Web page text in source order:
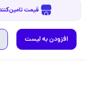
قیمت تامین‌کنندگان دیگر
افزودن به لیست